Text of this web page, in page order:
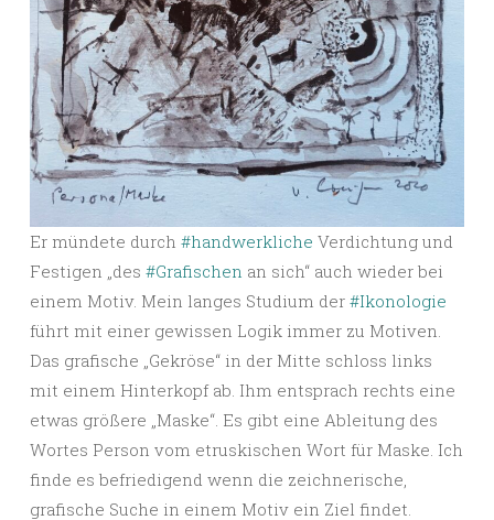
Er mündete durch #handwerkliche Verdichtung und
Festigen „des #Grafischen an sich“ auch wieder bei
einem Motiv. Mein langes Studium der #Ikonologie
führt mit einer gewissen Logik immer zu Motiven.
Das grafische „Gekröse“ in der Mitte schloss links
mit einem Hinterkopf ab. Ihm entsprach rechts eine
etwas größere „Maske“. Es gibt eine Ableitung des
Wortes Person vom etruskischen Wort für Maske. Ich
finde es befriedigend wenn die zeichnerische,
grafische Suche in einem Motiv ein Ziel findet.